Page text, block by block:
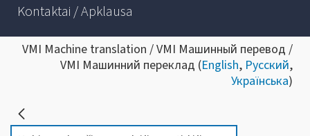
Kontaktai / Apklausa
VMI Machine translation / VMI Машинный перевод /
VMI Машинний переклад (English, Русский,
Українська)